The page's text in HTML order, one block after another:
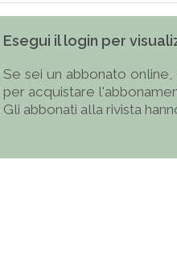
Esegui il login per
Se sei un abbonato
per acquistare
Gli abbonati alla rivista